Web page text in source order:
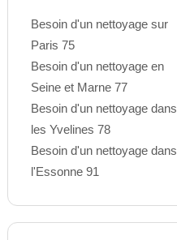
Besoin d'un nettoyage sur
Paris 75
Besoin d'un nettoyage en
Seine et Marne 77
Besoin d'un nettoyage dans
les Yvelines 78
Besoin d'un nettoyage dans
l'Essonne 91